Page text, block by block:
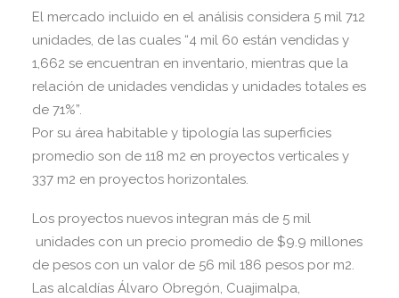
El mercado incluido en el análisis considera 5 mil 712
unidades, de las cuales “4 mil 60 están vendidas y
1,662 se encuentran en inventario, mientras que la
relación de unidades vendidas y unidades totales es
de 71%”.
Por su área habitable y tipología las superficies
promedio son de 118 m2 en proyectos verticales y
337 m2 en proyectos horizontales.
Los proyectos nuevos integran más de 5 mil
unidades con un precio promedio de $9.9 millones
de pesos con un valor de 56 mil 186 pesos por m2.
Las alcaldías Álvaro Obregón, Cuajimalpa,